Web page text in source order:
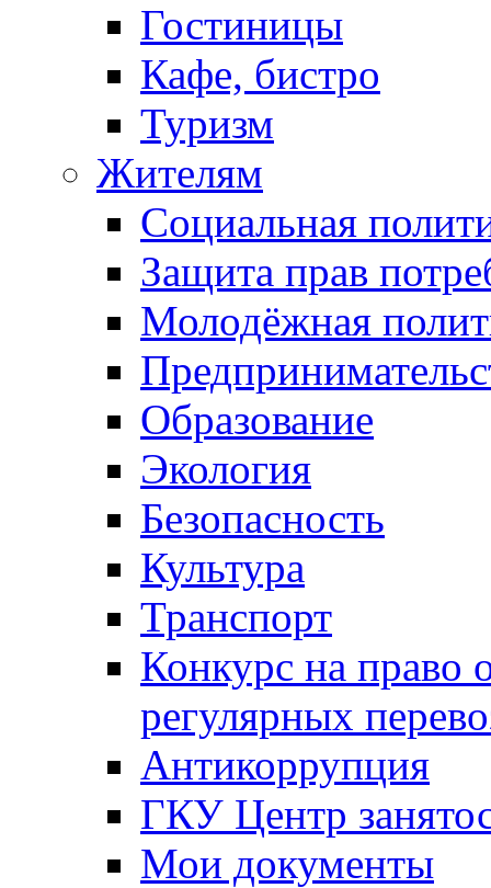
Гостиницы
Кафе, бистро
Туризм
Жителям
Социальная
Защита прав
Молодёжная
Образование
Экология
Безопасность
Культура
Транспорт
Конкурс на право
регулярных
Антикоррупция
ГКУ Центр
Мои документы